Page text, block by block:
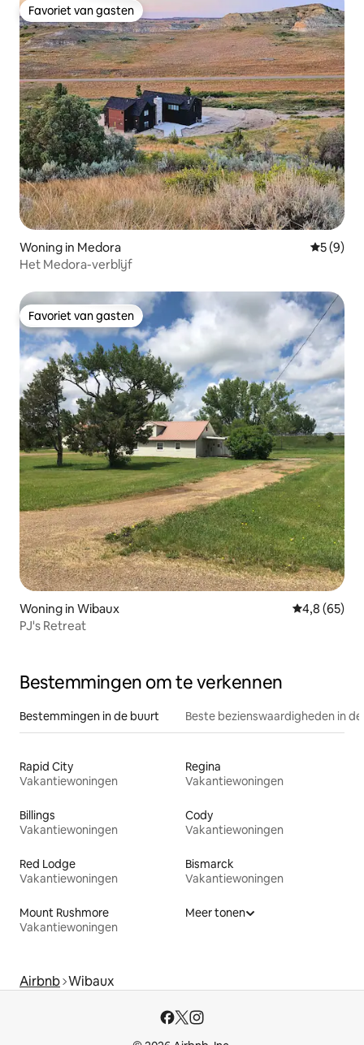
Favoriet van gasten
Favoriet van gasten
Woning in Medora
5 (9)
Het Medora-verblijf
Favoriet van gasten
Favoriet van gasten
Woning in Wibaux Gemiddelde
4,8 (65)
PJ's Retreat
Bestemmingen om te verkennen
Bestemmingen in de buurt Beste bezienswaardigheden in
Rapid City
Vakantiewoningen
Regina
Vakantiewoningen
Billings
Vakantiewoningen
Cody
Vakantiewoningen
Red Lodge
Vakantiewoningen
Bismarck
Vakantiewoningen
Mount Rushmore
Vakantiewoningen
Meer tonen
Airbnb Wibaux